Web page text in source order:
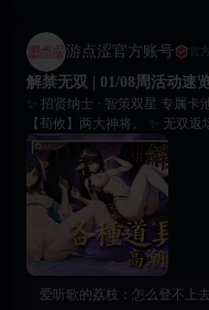
游点涩官方账号 官方
解禁无双 | 01/08周活动速
✨ 招贤纳士 · 智策双星 专属卡池「谋定乾坤」开启，核心聚焦【诸葛果】+
【荀攸】两大神将。 ✨ 无双返场 · 倾世之舞 超人气限定英雄「明幽·貂蝉」
再度降临！ ✨ 限时活动 · 神器归墟 「神州秘宝」限时开启，起源级神器
【昊天塔】再度返场。 智将临阵，神兵归墟，战场因你而变。即刻登录《解
禁无双》，谱写属于你的无双传
爱听歌的荔枝： 怎么登不上去